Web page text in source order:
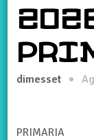
dimesset
PRIMARIA